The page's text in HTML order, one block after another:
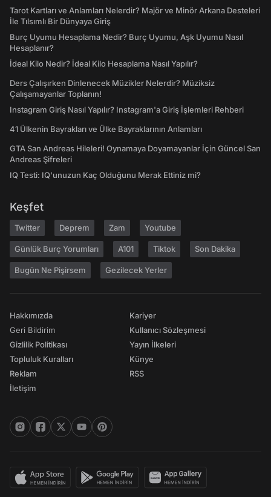
Tarot Kartları ve Anlamları Nelerdir? Majör ve Minör Arkana Desteleri
İle Tılsımlı Bir Dünyaya Giriş
Burç Uyumu Hesaplama Nedir? Burç Uyumu, Aşk Uyumu Nasıl
Hesaplanır?
İdeal Kilo Nedir? İdeal Kilo Hesaplama Nasıl Yapılır?
Ders Çalışırken Dinlenecek Müzikler Nelerdir? Müziksiz
Çalışamayanlar Toplanın!
Instagram Giriş Nasıl Yapılır? Instagram'a Giriş İşlemleri Rehberi
41 Ülkenin Bayrakları ve Ülke Bayraklarının Anlamları
GTA San Andreas Hileleri! Oynamaya Doyamayanlar İçin Güncel San
Andreas Şifreleri
IQ Testi: IQ'unuzun Kaç Olduğunu Merak Ettiniz mi?
Keşfet
Twitter Deprem Zam Youtube
Günlük Burç Yorumları A101 Tiktok Son Dakika
Bugün Ne Pişirsem Gezilecek Yerler
Hakkımızda
Geri Bildirim
Gizlilik Politikası
Topluluk Kuralları
Reklam
İletişim
Kariyer
Kullanıcı Sözleşmesi
Yayın İlkeleri
Künye
RSS